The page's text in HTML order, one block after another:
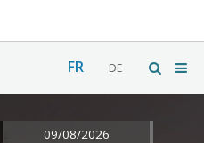
FR DE
09/08/2026